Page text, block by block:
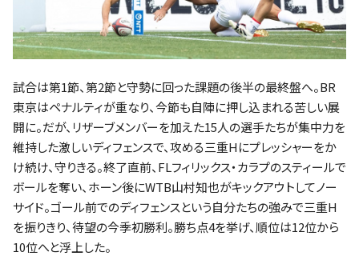
試合は第1節、第2節と守勢に回った課題の後半の最終盤へ。BR
東京はペナルティが重なり、今節も自陣に押し込まれる苦しい展
開に。だが、リザーブメンバーを加えた15人の選手たちが集中力を
維持した激しいディフェンスで、攻める三重Hにプレッシャーをか
け続け、守りきる。終了直前、FLフィリックス・カラプのスティールで
ボールを奪い、ホーン後にWTB山村知也がキックアウトしてノー
サイド。ゴール前でのディフェンスという自分たちの強みで三重H
を振りきり、待望の今季初勝利。勝ち点4を挙げ、順位は12位から
10位へと浮上した。